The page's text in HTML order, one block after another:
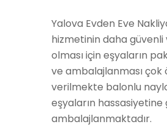
Yalova Evden Eve
hizmetinin daha güvenli
olması için eşyaların
ve ambalajlanması çok
verilmekte balonlu
eşyaların hassasiyetine
ambalajlanmaktadır.